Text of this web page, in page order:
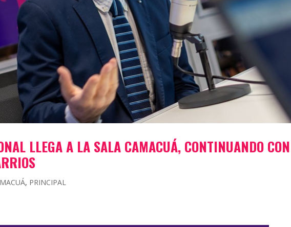
LLEGA A LA SALA CAMACUÁ, CONTINUANDO
, PRINCIPAL